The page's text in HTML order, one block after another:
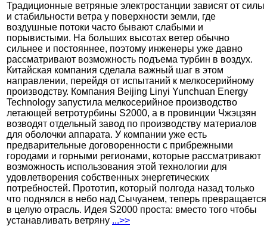
Традиционные ветряные электростанции зависят от силы
и стабильности ветра у поверхности земли, где
воздушные потоки часто бывают слабыми и
порывистыми. На больших высотах ветер обычно
сильнее и постояннее, поэтому инженеры уже давно
рассматривают возможность подъема турбин в воздух.
Китайская компания сделала важный шаг в этом
направлении, перейдя от испытаний к мелкосерийному
производству. Компания Beijing Linyi Yunchuan Energy
Technology запустила мелкосерийное производство
летающей ветротурбины S2000, а в провинции Чжэцзян
возводят отдельный завод по производству материалов
для оболочки аппарата. У компании уже есть
предварительные договоренности с прибрежными
городами и горными регионами, которые рассматривают
возможность использования этой технологии для
удовлетворения собственных энергетических
потребностей. Прототип, который полгода назад только
что поднялся в небо над Сычуанем, теперь превращается
в целую отрасль. Идея S2000 проста: вместо того чтобы
устанавливать ветряну ...>>